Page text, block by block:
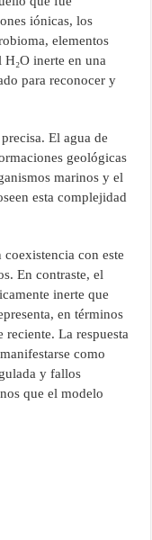
iónicas, los
elementos
inerte en una
para reconocer y
El agua de
geológicas
marinos y el
esta complejidad
con este
En contraste, el
inerte que
en términos
La respuesta
como
y fallos
que el modelo